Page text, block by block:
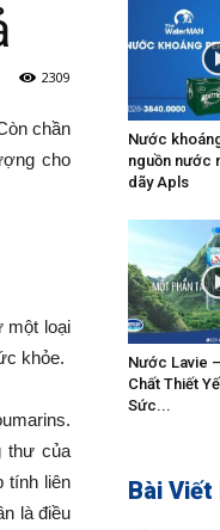
2309
chần
cho
một loại
khỏe.
thư của
tính liên
là điều
Nước
nguồn nước
dãy Apls
Nước Lavie
Chất Thiết
Sức...
Bài